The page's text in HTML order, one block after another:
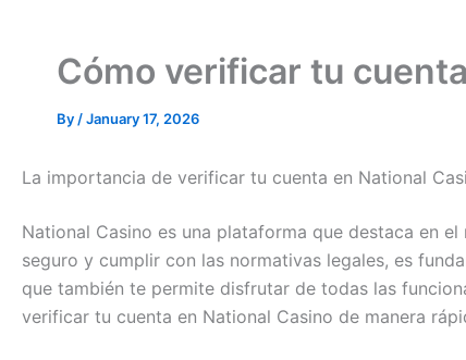
Cómo verificar tu
By /January 17, 2026
La importancia de verificar tu cuenta en National
National Casino es una plataforma que destaca en
seguro y cumplir con las normativas legales, es
que también te permite disfrutar de todas las
verificar tu cuenta en National Casino de manera